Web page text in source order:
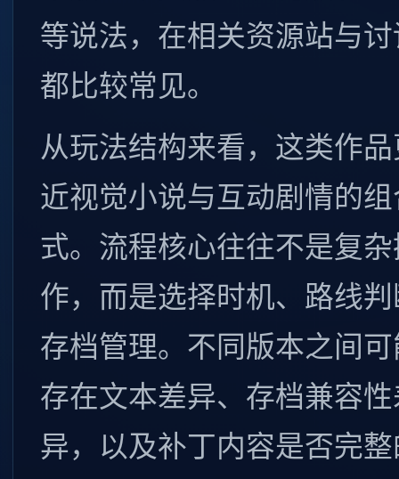
等说法，在相关资源站与
都比较常见。
从玩法结构来看，这类作
近视觉小说与互动剧情的
式。流程核心往往不是复
作，而是选择时机、路线
存档管理。不同版本之间
存在文本差异、存档兼容
异，以及补丁内容是否完